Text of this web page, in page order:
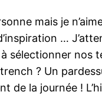
mais je
…
nos
? Un
la journée !